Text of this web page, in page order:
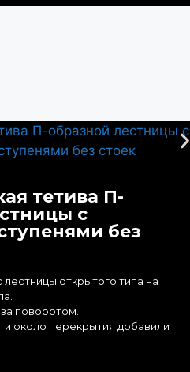
тетива П-
с
без
открытого типа на
поворотом.
около перекрытия добавили